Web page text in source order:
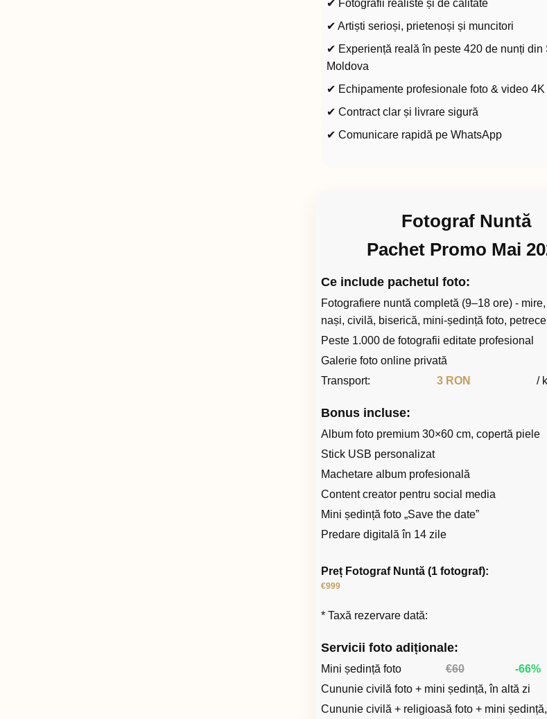
✔ Fotografii realiste și de calitate
✔ Artiști serioși, prietenoși și muncitori
✔ Experiență reală în peste 420 de nunți din
Moldova
✔ Echipamente profesionale foto & video 4K
✔ Contract clar și livrare sigură
✔ Comunicare rapidă pe WhatsApp
Fotograf Nuntă
Pachet Promo Mai
Ce include pachetul foto:
Fotografiere nuntă completă (9–18 ore) -
nași, civilă, biserică, mini-ședință foto,
Peste 1.000 de fotografii editate profesional
Galerie foto online privată
Transport:
3 RON /
Bonus incluse:
Album foto premium 30×60 cm, copertă piele
Stick USB personalizat
Machetare album profesională
Content creator pentru social media
Mini ședință foto „Save the date”
Predare digitală în 14 zile
Preț Fotograf Nuntă (1 fotograf):
€999
* Taxă rezervare dată:
Servicii foto adiționale:
Mini ședință foto €60 -66%
Cununie civilă foto + mini ședință, în altă zi
Cununie civilă + religioasă foto + mini